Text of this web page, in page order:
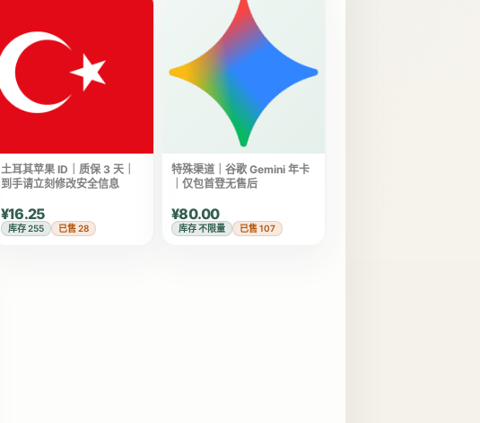
土耳其苹果 ID｜质保 3 天｜
到手请立刻修改安全信息
¥16.25
库存 255 已售 28
特殊渠道｜谷歌 Gemini 年卡
｜仅包首登无售后
¥80.00
库存 不限量 已售 107